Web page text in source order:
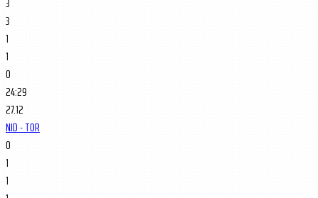
3
1
1
0
24:29
27.12
NJD - TOR
0
1
1